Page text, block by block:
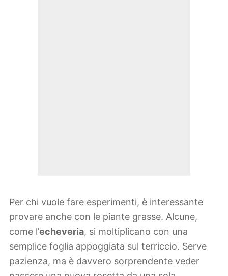
Per chi vuole fare esperimenti, è interessante
provare anche con le piante grasse. Alcune,
come l’echeveria, si moltiplicano con una
semplice foglia appoggiata sul terriccio. Serve
pazienza, ma è davvero sorprendente veder